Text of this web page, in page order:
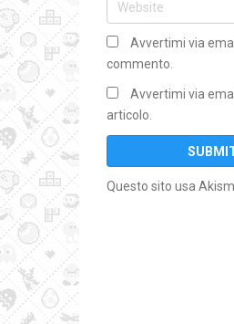
Avvertimi via
commento.
Avvertimi via
articolo.
Questo sito usa